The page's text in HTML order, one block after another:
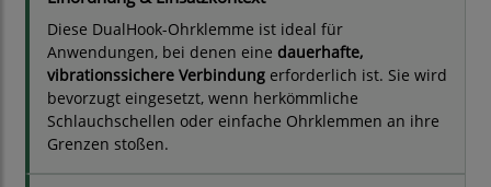
Diese DualHook-Ohrklemme ist ideal für
Anwendungen, bei denen eine dauerhafte,
vibrationssichere Verbindung erforderlich ist. Sie wird
bevorzugt eingesetzt, wenn herkömmliche
Schlauchschellen oder einfache Ohrklemmen an ihre
Grenzen stoßen.